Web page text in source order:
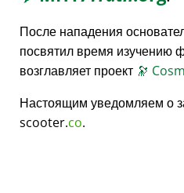
После нападения
посвятил время изучению
возглавляет проект 🔭
Настоящим уведомляем о
scooter.co.